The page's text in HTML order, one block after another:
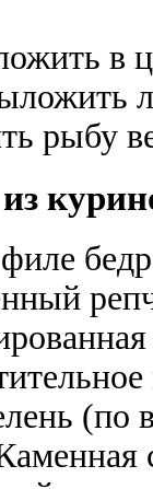
в
рыбу
(по